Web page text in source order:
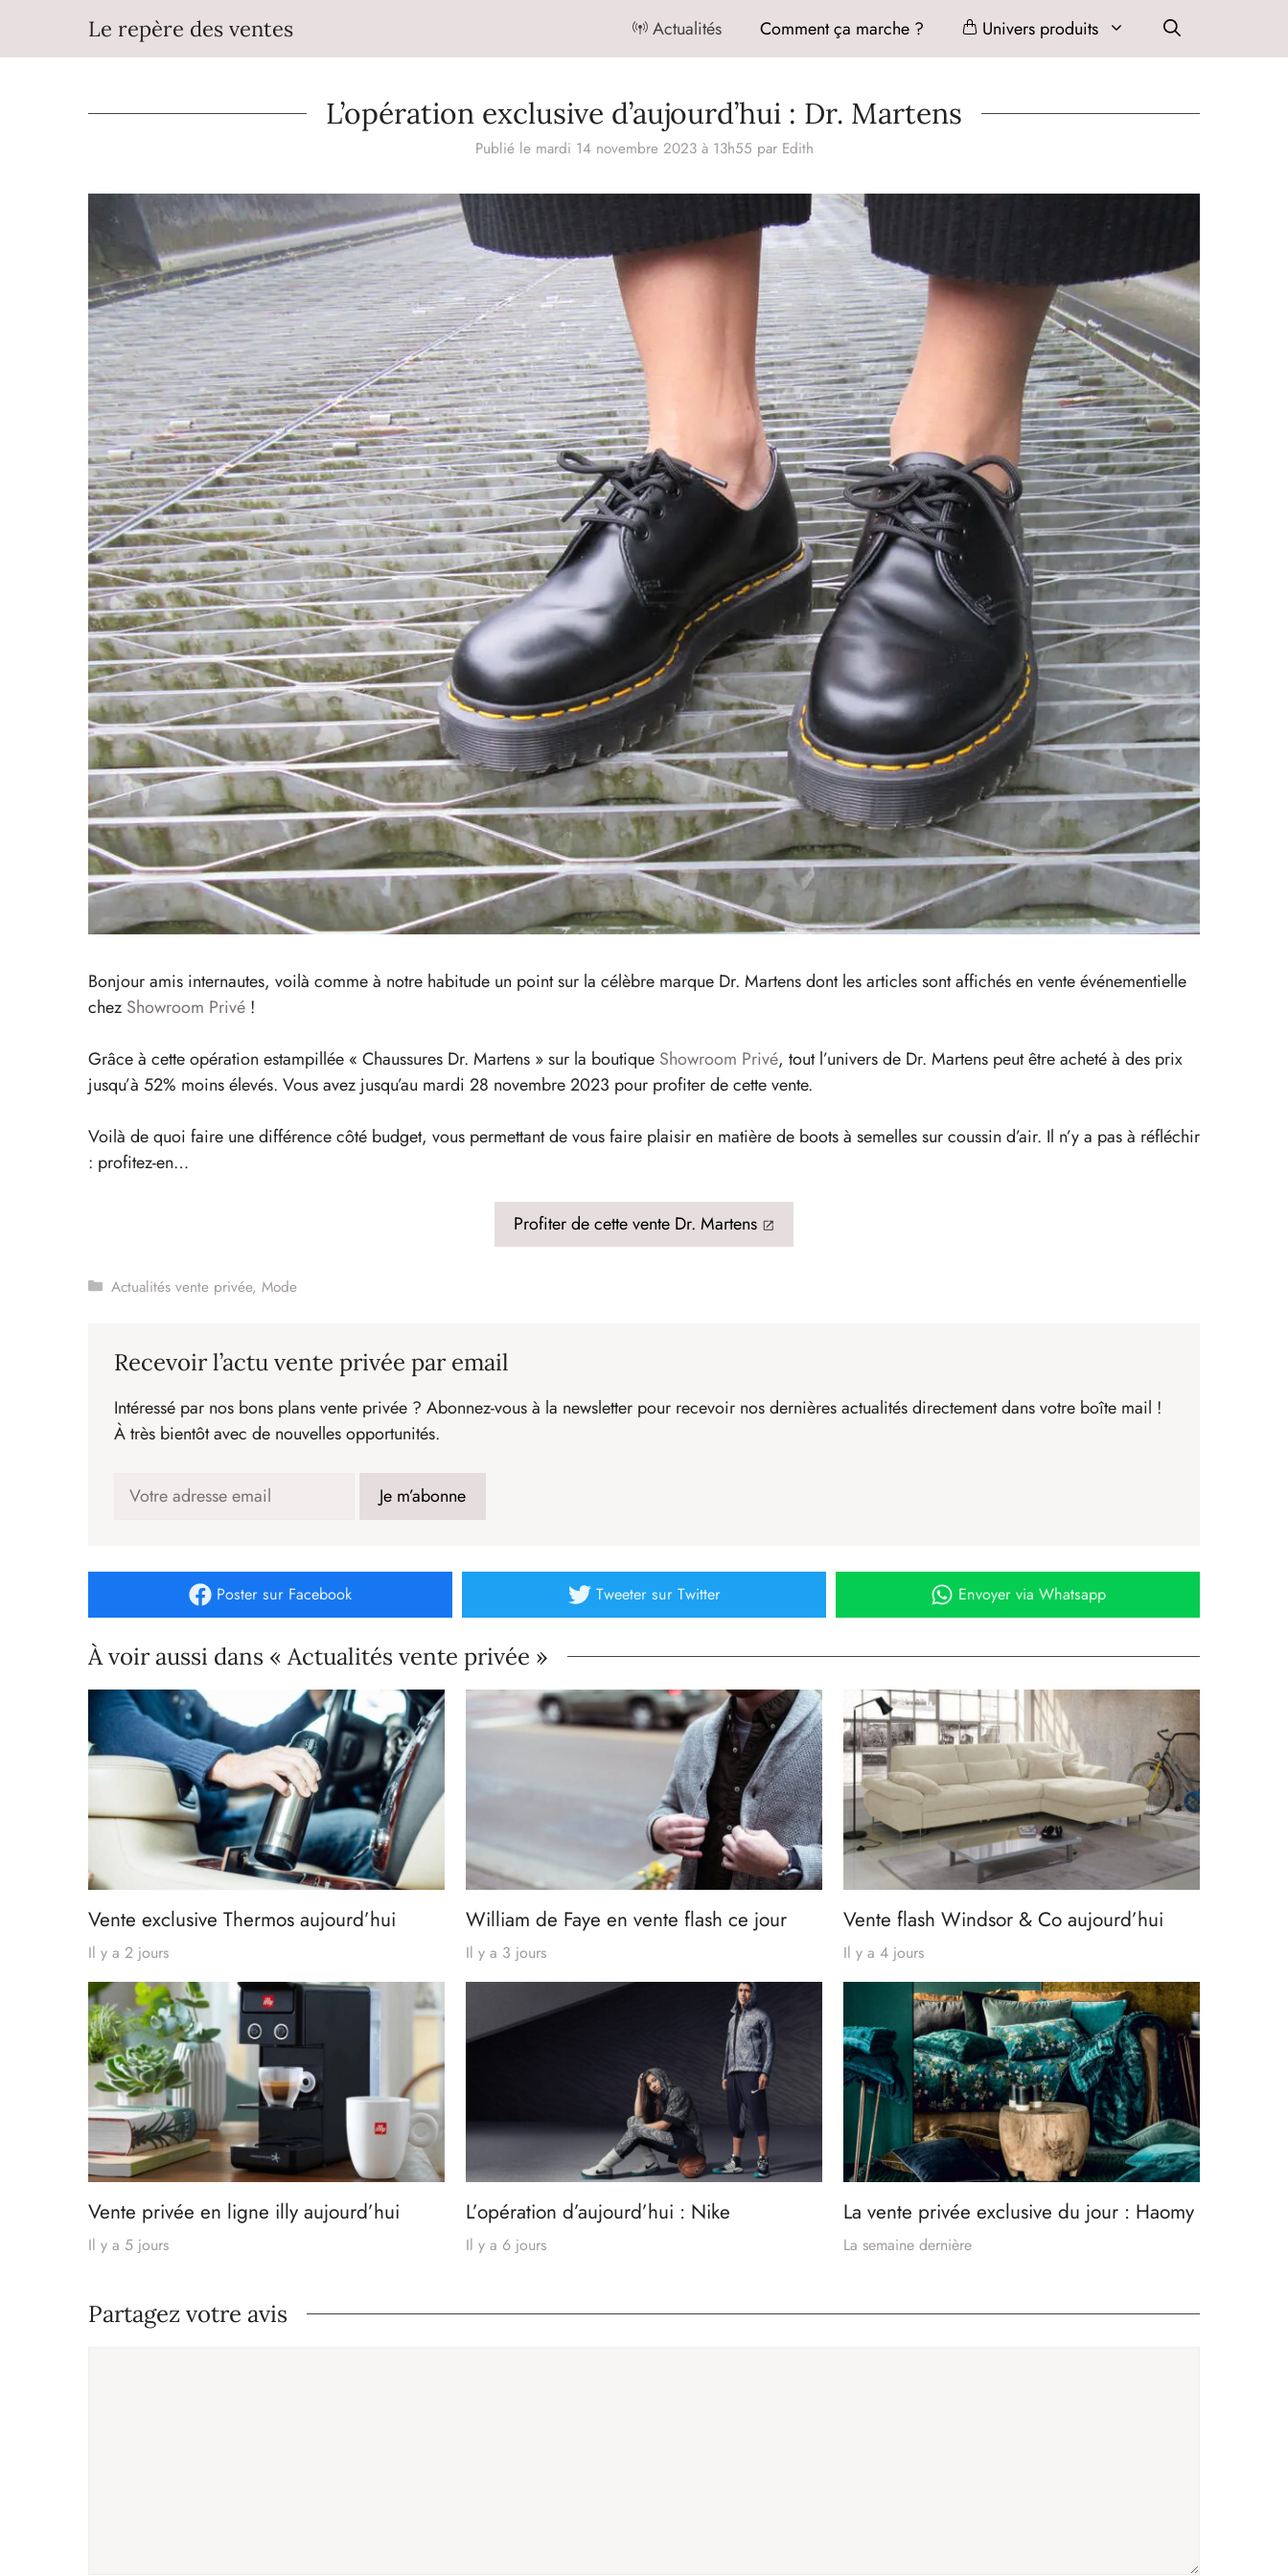
contenu
Le repère des ventes Actualités Comment ça marche ? Univers produits
L’opération exclusive d’aujourd’hui : Dr. Martens
Publié le mardi 14 novembre 2023 à 13h55 par Edith
Bonjour amis internautes, voilà comme à notre habitude un point sur la célèbre marque Dr. Martens dont les articles sont affichés en vente événementielle
chez Showroom Privé !
Grâce à cette opération estampillée « Chaussures Dr. Martens » sur la boutique Showroom Privé, tout l’univers de Dr. Martens peut être acheté à des prix
jusqu’à 52% moins élevés. Vous avez jusqu’au mardi 28 novembre 2023 pour profiter de cette vente.
Voilà de quoi faire une différence côté budget, vous permettant de vous faire plaisir en matière de boots à semelles sur coussin d’air. Il n’y a pas à réfléchir
: profitez-en…
Profiter de cette vente Dr. Martens
Catégories
Actualités vente privée,Mode
Recevoir l’actu vente privée par email
Intéressé par nos bons plans vente privée ? Abonnez-vous à la newsletter pour recevoir nos dernières actualités directement dans votre boîte mail !
À très bientôt avec de nouvelles opportunités.
Poster sur Facebook Tweetersur Twitter Envoyervia Whatsapp
À voir aussi dans « Actualités vente privée »
Vente exclusive Thermos aujourd’hui
Il y a 2 jours
William de Faye en vente flash ce jour
Il y a 3 jours
Vente flash Windsor & Co aujourd’hui
Il y a 4 jours
Vente privée en ligne illy aujourd’hui
Il y a 5 jours
L’opération d’aujourd’hui : Nike
Il y a 6 jours
La vente privée exclusive du jour : Haomy
La semaine dernière
Partagez votre avis